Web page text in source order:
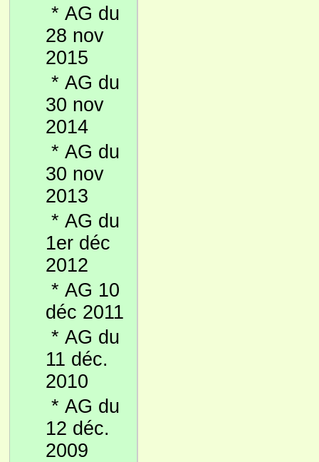
* AG du
28 nov
2015
* AG du
30 nov
2014
* AG du
30 nov
2013
* AG du
1er déc
2012
* AG 10
déc 2011
* AG du
11 déc.
2010
* AG du
12 déc.
2009